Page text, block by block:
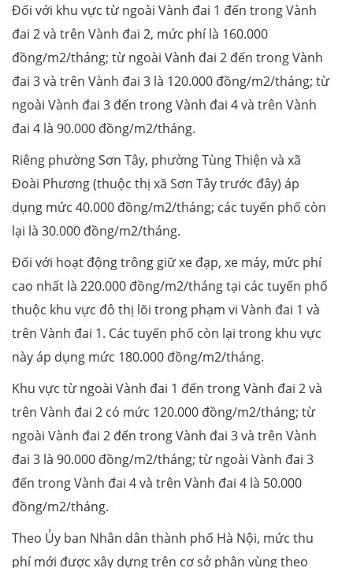
Đối với khu vực từ ngoài Vành đai 1 đến trong Vành
đai 2 và trên Vành đai 2, mức phí là 160.000
đồng/m2/tháng; từ ngoài Vành đai 2 đến trong Vành
đai 3 và trên Vành đai 3 là 120.000 đồng/m2/tháng; từ
ngoài Vành đai 3 đến trong Vành đai 4 và trên Vành
đai 4 là 90.000 đồng/m2/tháng.
Riêng phường Sơn Tây, phường Tùng Thiện và xã
Đoài Phương (thuộc thị xã Sơn Tây trước đây) áp
dụng mức 40.000 đồng/m2/tháng; các tuyến phố còn
lại là 30.000 đồng/m2/tháng.
Đối với hoạt động trông giữ xe đạp, xe máy, mức phí
cao nhất là 220.000 đồng/m2/tháng tại các tuyến phố
thuộc khu vực đô thị lõi trong phạm vi Vành đai 1 và
trên Vành đai 1. Các tuyến phố còn lại trong khu vực
này áp dụng mức 180.000 đồng/m2/tháng.
Khu vực từ ngoài Vành đai 1 đến trong Vành đai 2 và
trên Vành đai 2 có mức 120.000 đồng/m2/tháng; từ
ngoài Vành đai 2 đến trong Vành đai 3 và trên Vành
đai 3 là 90.000 đồng/m2/tháng; từ ngoài Vành đai 3
đến trong Vành đai 4 và trên Vành đai 4 là 50.000
đồng/m2/tháng.
Theo Ủy ban Nhân dân thành phố Hà Nội, mức thu
phí mới được xây dựng trên cơ sở phân vùng theo